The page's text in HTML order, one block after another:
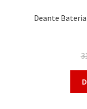
Deante